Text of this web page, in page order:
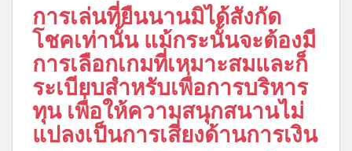
การเล่นที่ยืนนานมิได้สังกัด
โชคเท่านั้น แม้กระนั้นจะต้องมี
การเลือกเกมที่เหมาะสมและก็
ระเบียบสำหรับเพื่อการบริหาร
ทุน เพื่อให้ความสนุกสนานไม่
แปลงเป็นการเสี่ยงด้านการเงิน